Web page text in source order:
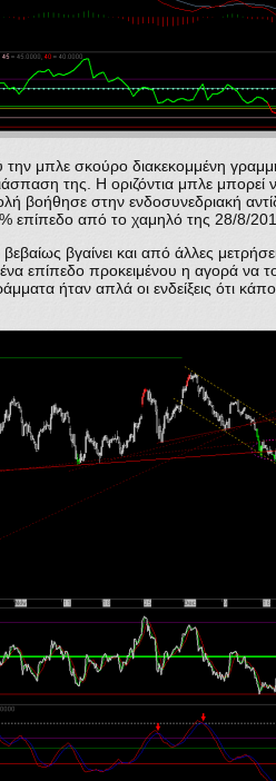
μπλε σκούρο διακεκομμένη
της. Η οριζόντια μπλε
βοήθησε στην ενδοσυνεδριακή
επίπεδο από το χαμηλό της 28/8/
βγαίνει και από άλλες
επίπεδο προκειμένου η αγορά να
ήταν απλά οι ενδείξεις ότι